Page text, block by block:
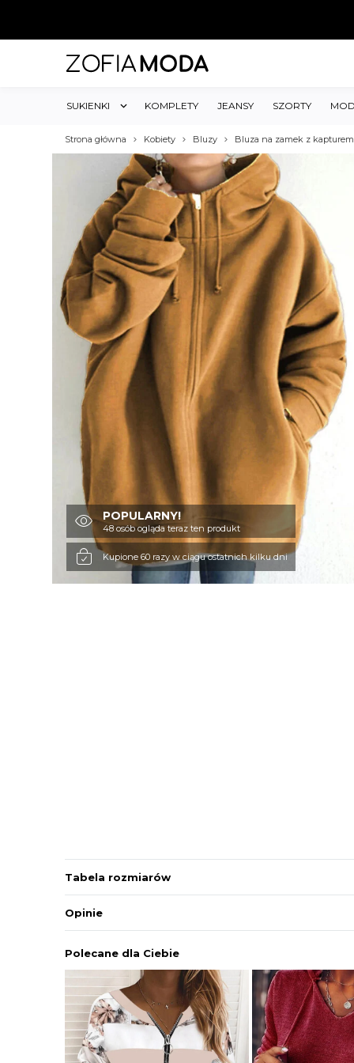
SUKIENKI KOMPLETY JEANSY SZORTY
Strona główna Kobiety Bluzy Bluza na zamek z
POPULARNY!
48 osób ogląda teraz ten produkt
Kupione 60 razy w ciągu ostatnich kilku dni
Tabela rozmiarów
Opinie
Polecane dla Ciebie